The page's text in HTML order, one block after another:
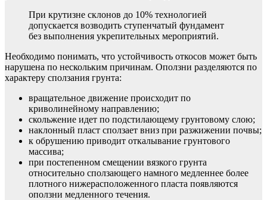
При крутизне склонов до 10% технологией
допускается возводить ступенчатый фундамент
без выполнения укрепительных мероприятий.
Необходимо понимать, что устойчивость откосов может быть
нарушена по нескольким причинам. Оползни разделяются по
характеру сползания грунта:
вращательное движение происходит по
криволинейному направлению;
скольжение идет по подстилающему грунтовому слою;
наклонный пласт сползает вниз при разжижении почвы;
к обрушению приводит откалывание грунтового
массива;
при постепенном смещении вязкого грунта
относительно сползающего намного медленнее более
плотного нижерасположенного пласта появляются
оползни медленного течения.